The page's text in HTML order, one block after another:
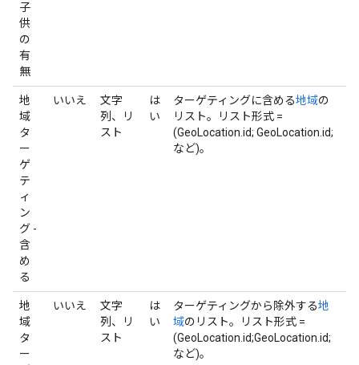
子
供
の
有
無
地
域
タ
ー
ゲ
テ
ィ
ン
グ -
含
め
る
いいえ
文字
列、リ
スト
は
い
ターゲティングに含める地域の
リスト。リスト形式 =
(GeoLocation.id; GeoLocation.id;
など)。
地
域
タ
ー
いいえ
文字
列、リ
スト
は
い
ターゲティングから除外する地
域のリスト。リスト形式 =
(GeoLocation.id;GeoLocation.id;
など)。